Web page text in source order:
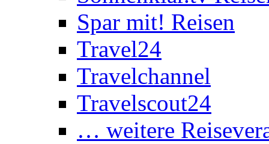
Spar mit! Reisen
Travel24
Travelchannel
Travelscout24
… weitere